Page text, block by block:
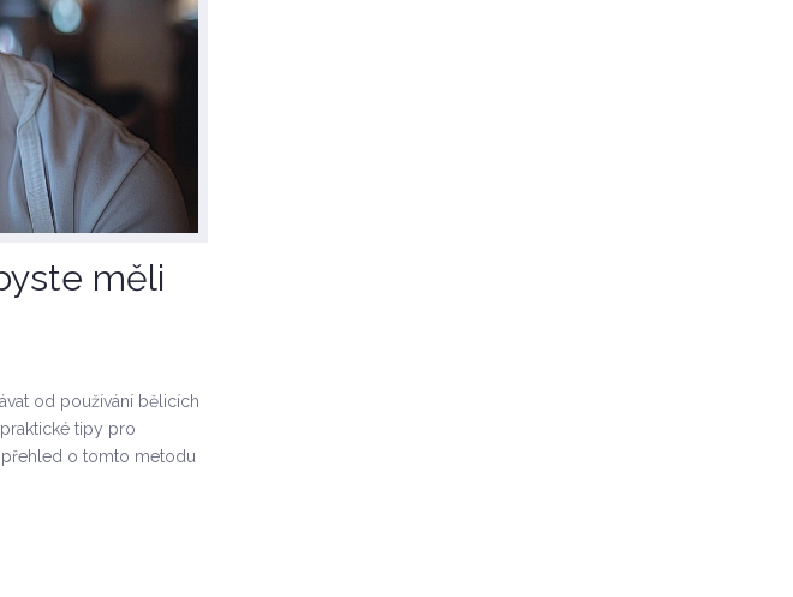
měli
od používání bělicích
tipy pro
o tomto metodu